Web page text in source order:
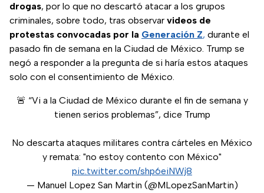
drogas, por lo que no descartó atacar a los grupos
criminales, sobre todo, tras observar videos de
protestas convocadas por la Generación Z, durante el
pasado fin de semana en la Ciudad de México. Trump se
negó a responder a la pregunta de si haría estos ataques
solo con el consentimiento de México.
🚨 “Vi a la Ciudad de México durante el fin de semana y
tienen serios problemas”, dice Trump
No descarta ataques militares contra cárteles en México
y remata: "no estoy contento con México"
pic.twitter.com/shp6eiNWj8
— Manuel Lopez San Martin (@MLopezSanMartin)